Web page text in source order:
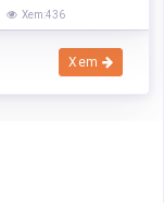
Xem:436
Xem